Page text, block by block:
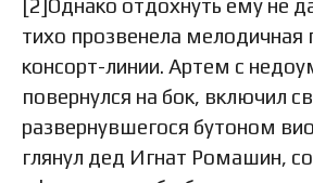
[2]Однако отдохнуть ему не
тихо прозвенела мелодичная
консорт-линии. Артем с
повернулся на бок, включил
развернувшегося бутоном
глянул дед Игнат Ромашин,